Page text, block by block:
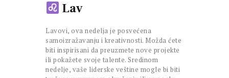
Lav
Lavovi, ova nedelja je posvećena
samoizražavanju i kreativnosti. Možda ćete
biti inspirisani da preuzmete nove projekte
ili pokažete svoje talente. Sredinom
nedelje, vaše liderske veštine mogle bi biti